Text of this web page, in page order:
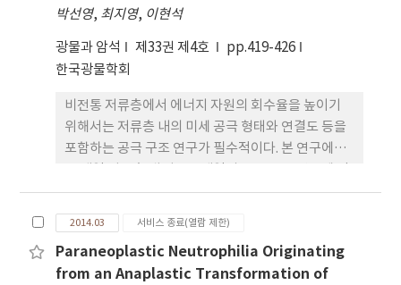
mobilization and FES all together(p<.05).
differences among the three groups(p<.05).
In conclusion, these findings demonstrate
that rather than only using one treatment
technique, applying mobilization and FES
together brings a more satisfactory result to
hemiplegic patients with limited ankle joint
면타파의 생리적 원인도 구명 하였다. 생장조절물질
(GA4+7)을 첨가한 온탕처리에 의해 기내에서 재생된
오리엔탈나리 소인경의 휴면을 효과 적으로 타파할
박선영, 최지영, 이현석
광물과 암석 제33권 제4호
pp.419-426
한국광물학회
비전통 저류층에서 에너지 자원의 회수율을 높이기
위해서는 저류층 내의 미세 공극 형태와 연결도 등을
포함하는 공극 구조 연구가 필수적이다. 본 연구에서
합한 조건과 방법을 찾기 위해 집속 이온 빔 시스템
(Focused Ion Beam, FIB)과 이온 밀링 시스템
(Ion Milling System, IMS)을 이용하여 분석을 진
행하였다. 셰일 저류층 내 공극 구조 연구를 위해 리아
드 분지에서 획득된 A-068 시추공의 시료를 사용하였
2014.03 서비스 종료(열람 제한)
Paraneoplastic Neutrophilia Originating
from an Anaplastic Transformation of